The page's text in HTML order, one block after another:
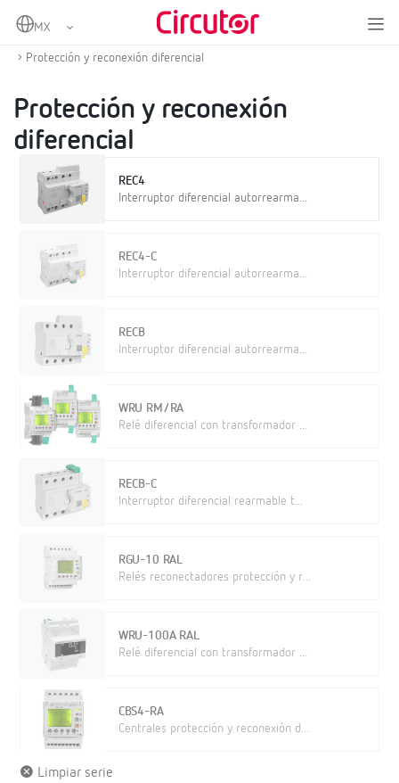
Home
Protección y control
Protección y reconexión diferencial
Protección y reconexión
diferencial
REC4
Interruptor diferencial autorrearma...
REC4-C
Interruptor diferencial autorrearma...
RECB
Interruptor diferencial autorrearma...
WRU RM/RA
Relé diferencial con transformador ...
RECB-C
Interruptor diferencial rearmable t...
RGU-10 RAL
Relés reconectadores protección y r...
WRU-100A RAL
Relé diferencial con transformador ...
CBS4-RA
Centrales protección y reconexión d...
Limpiar serie